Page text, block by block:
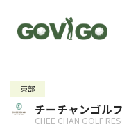
東部
チーチャンゴル
CHEE CHAN GOLF